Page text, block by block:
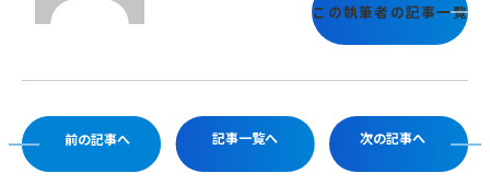
この執筆者の記事一覧
前の記事へ 記事一覧へ 次の記事へ